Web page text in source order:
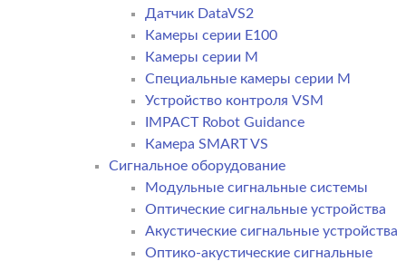
Датчик DataVS2
Камеры серии E100
Камеры серии M
Специальные камеры серии M
Устройство контроля VSM
IMPACT Robot Guidance
Камера SMART VS
Cигнальное оборудование
Модульные сигнальные системы
Оптические сигнальные устройства
Акустические сигнальные устройства
Оптико-акустические сигнальные